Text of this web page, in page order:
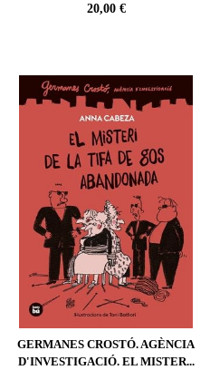
20,00 €
GERMANES CROSTÓ. AGÈNCIA
D'INVESTIGACIÓ. EL MISTER...